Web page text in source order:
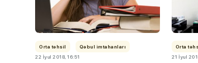
Orta təhsil
Qəbul imtahanları
22 İyul 2018, 16:51
Orta
21 İyul